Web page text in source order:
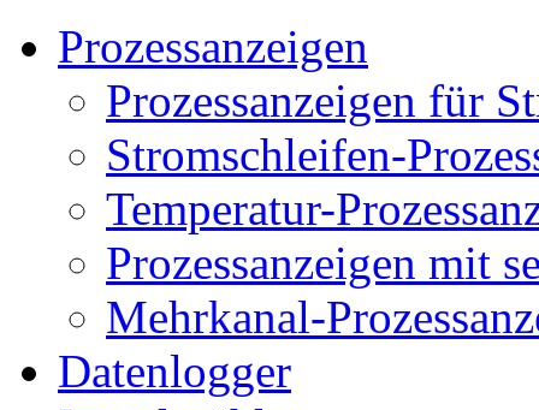
Prozessanzeigen
Prozessanzeigen für
Stromschleifen-
Temperatur-
Prozessanzeigen mit
Mehrkanal-
Datenlogger